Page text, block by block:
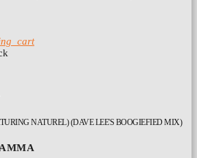
NATUREL) (DAVE LEE'S BOOGIEFIED MIX)